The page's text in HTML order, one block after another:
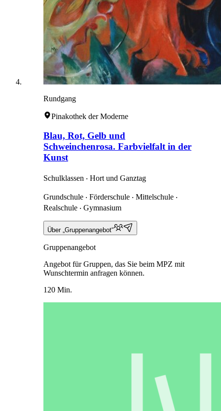
Rundgang
Pinakothek der Moderne
Blau, Rot, Gelb und
Schweinchenrosa. Farbvielfalt in der
Kunst
Schulklassen ‧ Hort und Ganztag
Grundschule ‧ Förderschule ‧ Mittelschule ‧
Realschule ‧ Gymnasium
Über „Gruppenangebot“
Gruppenangebot
Angebot für Gruppen, das Sie beim MPZ mit
Wunschtermin anfragen können.
120 Min.